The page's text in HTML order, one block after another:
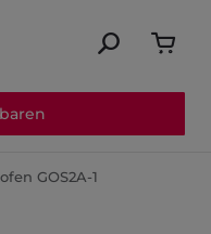
GOS2A-1